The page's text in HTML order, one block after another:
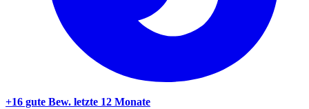
+16 gute Bew. letzte 12 Monate